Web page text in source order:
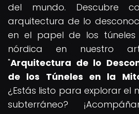
del mundo. Descubre
arquitectura de lo
en el papel de los
nórdica en nuestro
"Arquitectura de lo
de los Túneles en la
¿Estás listo para explorar el
subterráneo?